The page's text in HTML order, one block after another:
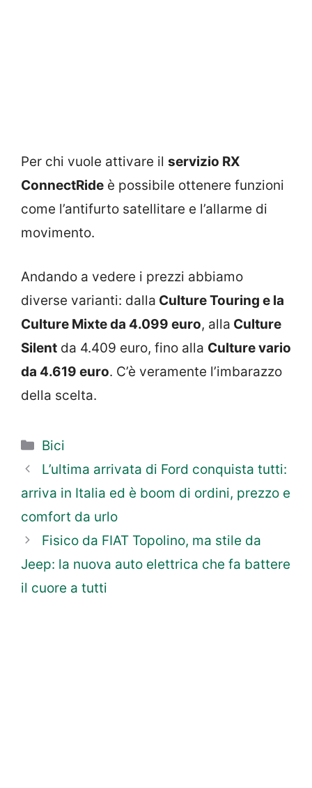
Per chi vuole attivare il servizio RX
ConnectRide è possibile ottenere funzioni
come l’antifurto satellitare e l’allarme di
movimento.
Andando a vedere i prezzi abbiamo
diverse varianti: dalla Culture Touring e la
Culture Mixte da 4.099 euro, alla Culture
Silent da 4.409 euro, fino alla Culture vario
da 4.619 euro. C’è veramente l’imbarazzo
della scelta.
Categorie
Bici
L’ultima arrivata di Ford conquista tutti:
arriva in Italia ed è boom di ordini, prezzo e
comfort da urlo
Fisico da FIAT Topolino, ma stile da
Jeep: la nuova auto elettrica che fa battere
il cuore a tutti